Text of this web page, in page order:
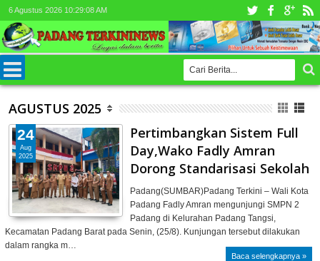
6 Agustus 2026 10:29:10 AM
AGUSTUS 2025
Pertimbangkan Sistem Full
Day,Wako Fadly Amran
Dorong Standarisasi Sekolah
Padang(SUMBAR)Padang Terkini – Wali Kota
Padang Fadly Amran mengunjungi SMPN 2
Padang di Kelurahan Padang Tangsi,
Kecamatan Padang Barat pada Senin, (25/8). Kunjungan tersebut dilakukan
dalam rangka m…
Baca selengkapnya »
24
Aug
2025